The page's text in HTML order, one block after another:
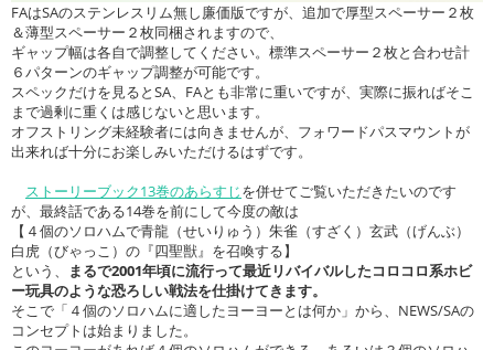
FAはSAのステンレスリム無し廉価版ですが、追加で厚型スペーサー２枚
＆薄型スペーサー２枚同梱されますので、
ギャップ幅は各自で調整してください。標準スペーサー２枚と合わせ計
６パターンのギャップ調整が可能です。
スペックだけを見るとSA、FAとも非常に重いですが、実際に振ればそこ
まで過剰に重くは感じないと思います。
オフストリング未経験者には向きませんが、フォワードパスマウントが
出来れば十分にお楽しみいただけるはずです。
ストーリーブック13巻のあらすじを併せてご覧いただきたいのです
が、最終話である14巻を前にして今度の敵は
【４個のソロハムで青龍（せいりゅう）朱雀（すざく）玄武（げんぶ）
白虎（びゃっこ）の『四聖獣』を召喚する】
という、
まるで2001年頃に流行って最近リバイバルしたコロコロ系ホビ
ー玩具のような恐ろしい戦法を仕掛けてきます。
そこで「４個のソロハムに適したヨーヨーとは何か」から、NEWS/SAの
コンセプトは始まりました。